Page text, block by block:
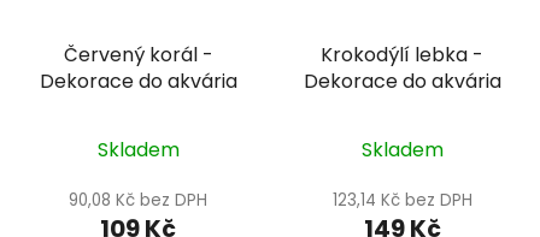
Červený korál -
Dekorace do akvária
Skladem
90,08 Kč bez DPH
109 Kč
Krokodýlí lebka -
Dekorace do akvária
Skladem
123,14 Kč bez DPH
149 Kč